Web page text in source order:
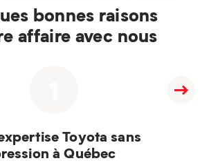
bonnes raisons
affaire avec nous
Toyota sans
à Québec